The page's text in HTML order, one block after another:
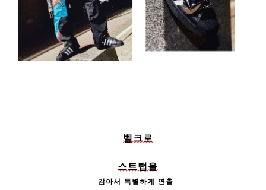
벨크로
스트랩을
감아서 특별하게 연출